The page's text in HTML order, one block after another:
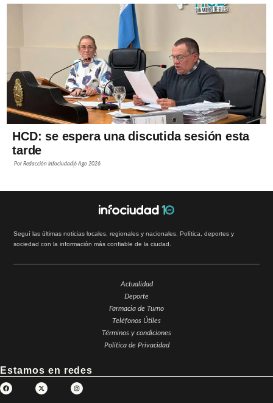
HCD: se espera una discutida sesión esta
tarde
PorRedacción Infociudad6 Ago 2026
Seguí las últimas noticias locales, regionales y nacionales. Política, deportes y
sociedad con la información más confiable de la ciudad.
Actualidad
Deporte
Farmacia de Turno
Teléfonos Útiles
Términos y condiciones
Política de Privacidad
Estamos en redes